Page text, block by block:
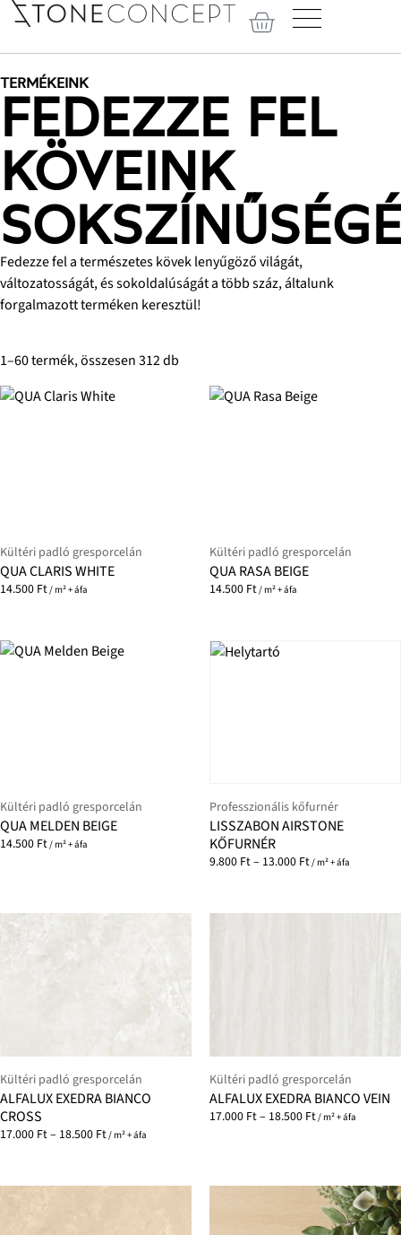
TERMÉKEINK
FEDEZZE FEL
KÖVEINK
Fedezze fel a természetes kövek lenyűgöző világát,
változatosságát, és sokoldalúságát a több száz, általunk
forgalmazott terméken keresztül!
1–60 termék, összesen 312 db
Kültéri padló gresporcelán
QUA CLARIS WHITE
14.500 Ft/ m² + áfa
Kültéri padló gresporcelán
QUA RASA BEIGE
14.500 Ft/ m² + áfa
Kültéri padló gresporcelán
QUA MELDEN BEIGE
14.500 Ft/ m² + áfa
Professzionális kőfurnér
LISSZABON AIRSTONE
KŐFURNÉR
9.800 Ft– 13.000 Ft/ m² + áfa
Kültéri padló gresporcelán
ALFALUX EXEDRA BIANCO
CROSS
17.000 Ft– 18.500 Ft/ m² + áfa
Kültéri padló gresporcelán
ALFALUX EXEDRA BIANCO VEIN
17.000 Ft– 18.500 Ft/ m² + áfa